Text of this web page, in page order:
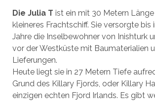
Die Julia T ist ein mit 30 Metern
kleineres Frachtschiff. Sie versorgte bis
Jahre die Inselbewohner von Inishturk
vor der Westküste mit Baumaterialien
Lieferungen.
Heute liegt sie in 27 Metern Tiefe
Grund des Killary Fjords, oder Killary
einzigen echten Fjord Irlands. Es gibt